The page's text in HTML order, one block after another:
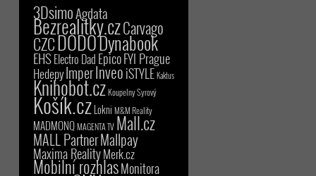
3DsimoAgdata
Bezrealitky.czCarvago
CZCDODODynabook
EHSElectro Dad EpicoFYI Prague
HedepyImperInveoiSTYLE Kaktus
Knihobot.czKoupelny Syrový
Košík.czLokni M&M Reality
MADMONQMAGENTA TV Mall.cz
MALL PartnerMallpay
Maxima RealityMerk.cz
Mobilní rozhlasMonitora